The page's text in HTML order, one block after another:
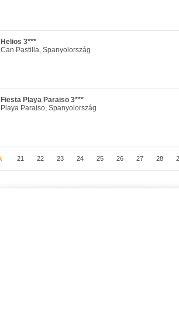
Helios 3***
Can Pastilla, Spanyolország
Fiesta Playa Paraiso 3***
Playa Paraiso, Spanyolország
21 22 23 24 25 26 27 28